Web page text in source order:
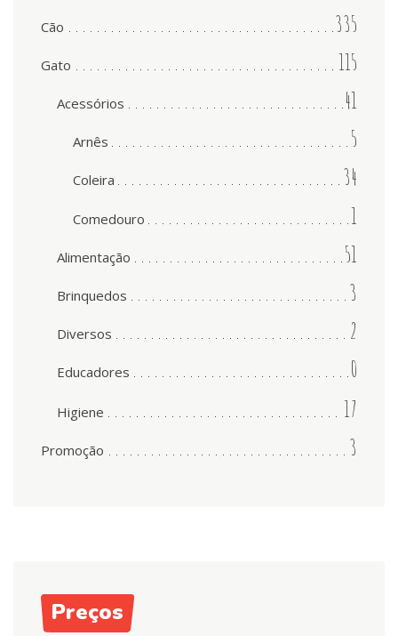
Cão 335
Gato 115
Acessórios 41
Arnês 5
Coleira 34
Comedouro 1
Alimentação 51
Brinquedos 3
Diversos 2
Educadores 0
Higiene 17
Promoção 3
Preços